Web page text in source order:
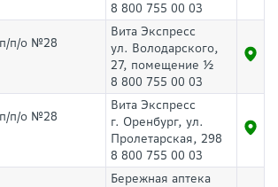
8 800 755 00 03
п/о №28
Вита Экспресс
ул. Володарского,
27, помещение ½
8 800 755 00 03
п/о №28
Вита Экспресс
г. Оренбург, ул.
Пролетарская, 298
8 800 755 00 03
Бережная аптека